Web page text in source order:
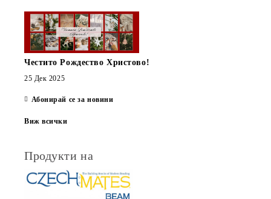
Честито Рождество Христово!
25 Дек 2025
Абонирай се за новини
Виж всички
Продукти на